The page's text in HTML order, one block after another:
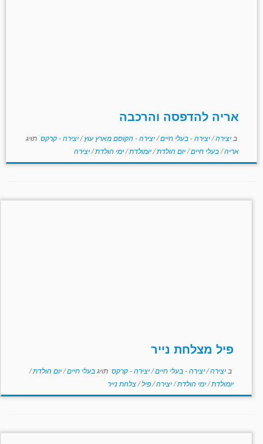
אריה להדפסה והרכבה
ב יצירה/יצירה - בעלי חיים/יצירה - הקוסם מארץ עוץ/יצירה - קרקס תויג
אריה/בעלי חיים/יום הולדת/יומולדת/ימי הולדת/יצירה
פיל מצלחת נייר
ב יצירה/יצירה - בעלי חיים/יצירה - קרקס תויגבעלי חיים/יום הולדת/
יומולדת/ימי הולדת/יצירה/פיל/צלחת נייר